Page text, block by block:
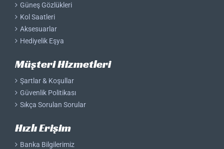
Güneş Gözlükleri
Kol Saatleri
Aksesuarlar
Hediyelik Eşya
Müşteri Hizmetleri
Şartlar & Koşullar
Güvenlik Politikası
Sıkça Sorulan Sorular
Hızlı Erişim
Banka Bilgilerimiz